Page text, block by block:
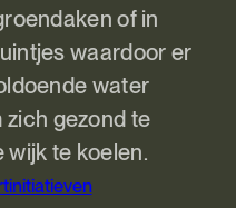
of in
waardoor er
water
zich gezond te
wijk te koelen.